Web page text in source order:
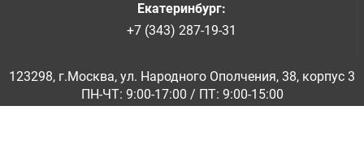
Екатеринбург:
+7 (343) 287-19-31
123298, г.Москва, ул. Народного Ополчения, 38, корпус 3
ПН-ЧТ: 9:00-17:00 / ПТ: 9:00-15:00